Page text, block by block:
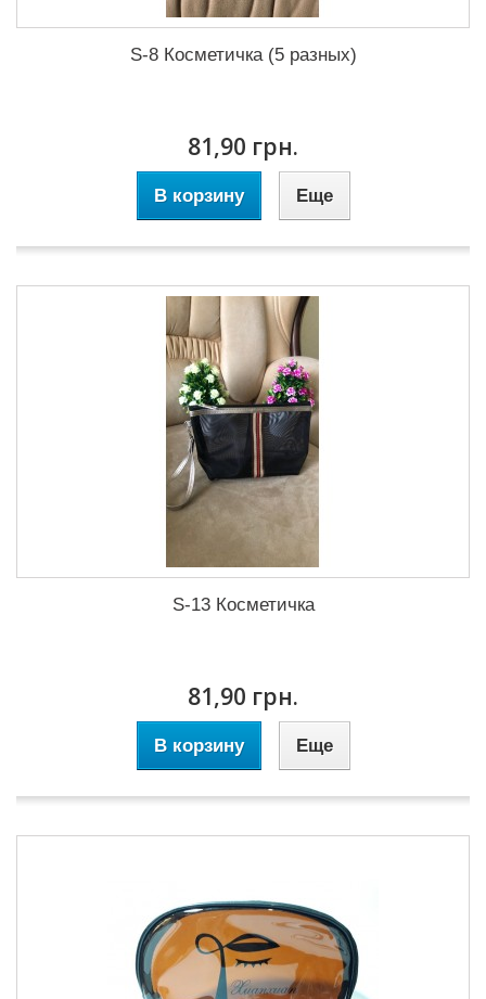
S-8 Косметичка (5 разных)
81,90 грн.
В корзину Еще
S-13 Косметичка
81,90 грн.
В корзину Еще